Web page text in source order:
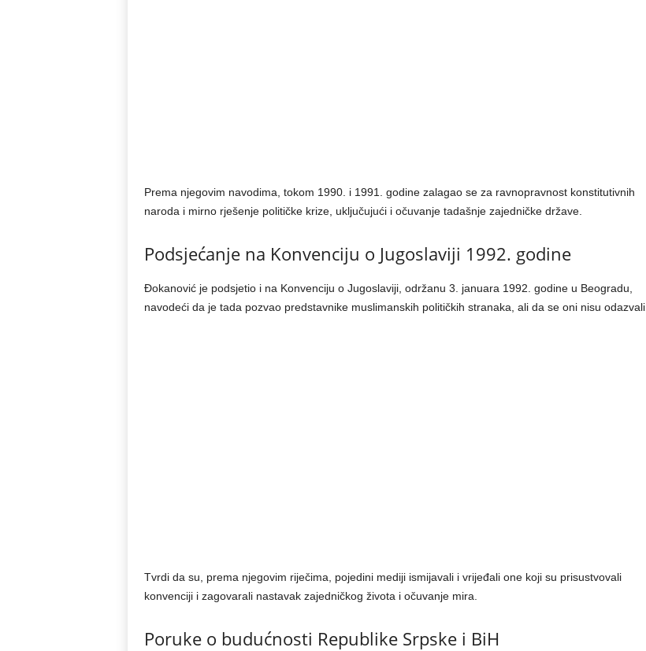
Prema njegovim navodima, tokom 1990. i 1991. godine zalagao se za ravnopravnost konstitutivnih
naroda i mirno rješenje političke krize, uključujući i očuvanje tadašnje zajedničke države.
Podsjećanje na Konvenciju o Jugoslaviji 1992. godine
Đokanović je podsjetio i na Konvenciju o Jugoslaviji, održanu 3. januara 1992. godine u Beogradu,
navodeći da je tada pozvao predstavnike muslimanskih političkih stranaka, ali da se oni nisu odazvali.
Tvrdi da su, prema njegovim riječima, pojedini mediji ismijavali i vrijeđali one koji su prisustvovali
konvenciji i zagovarali nastavak zajedničkog života i očuvanje mira.
Poruke o budućnosti Republike Srpske i BiH